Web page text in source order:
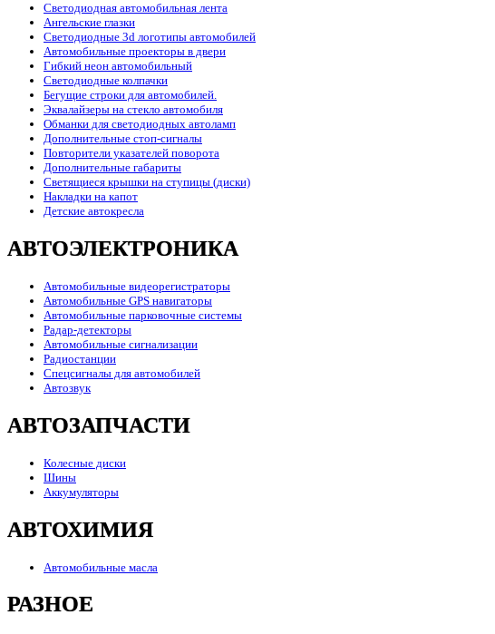
Светодиодная автомобильная лента
Ангельские глазки
Светодиодные 3d логотипы автомобилей
Автомобильные проекторы в двери
Гибкий неон автомобильный
Светодиодные колпачки
Бегущие строки для автомобилей.
Эквалайзеры на стекло автомобиля
Обманки для светодиодных автоламп
Дополнительные стоп-сигналы
Повторители указателей поворота
Дополнительные габариты
Светящиеся крышки на ступицы (диски)
Накладки на капот
Детские автокресла
АВТОЭЛЕКТРОНИКА
Автомобильные видеорегистраторы
Автомобильные GPS навигаторы
Автомобильные парковочные системы
Радар-детекторы
Автомобильные сигнализации
Радиостанции
Спецсигналы для автомобилей
Автозвук
АВТОЗАПЧАСТИ
Колесные диски
Шины
Аккумуляторы
АВТОХИМИЯ
Автомобильные масла
РАЗНОЕ